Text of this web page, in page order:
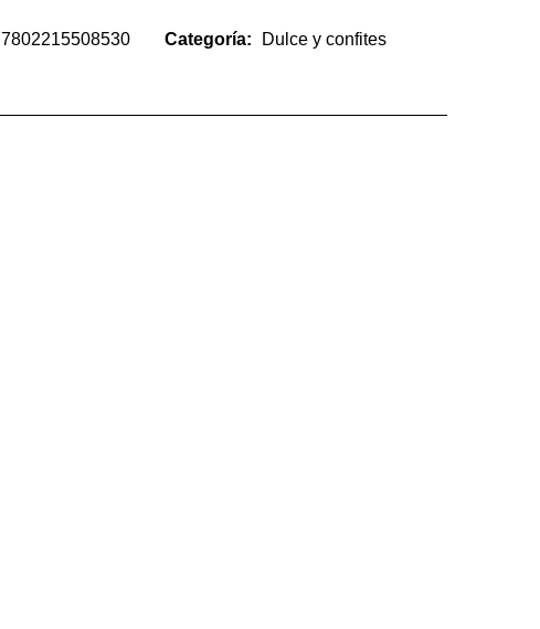
7802215508530 Categoría: Dulce y confites